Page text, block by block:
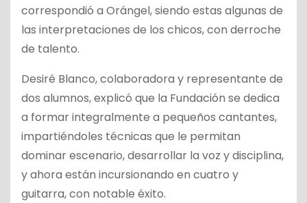
correspondió a Orángel, siendo estas algunas de
las interpretaciones de los chicos, con derroche
de talento.
Desiré Blanco, colaboradora y representante de
dos alumnos, explicó que la Fundación se dedica
a formar integralmente a pequeños cantantes,
impartiéndoles técnicas que le permitan
dominar escenario, desarrollar la voz y disciplina,
y ahora están incursionando en cuatro y
guitarra, con notable éxito.